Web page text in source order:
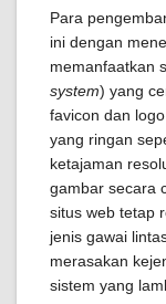
Para
ini dengan
memanfaatkan
system) yang
favicon dan
yang ringan
ketajaman
gambar secara
situs web tetap
jenis gawai
merasakan
sistem yang